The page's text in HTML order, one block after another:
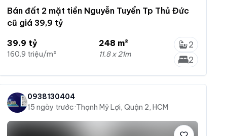
Bán đất 2 mặt tiền Nguyễn Tuyển Tp Thủ Đức
cũ giá 39,9 tỷ
39.9 tỷ
160.9 triệu/m²
248 m²
11.8 x 21m
2
2
0938130404
15 ngày trước·Thạnh Mỹ Lợi, Quận 2, HCM